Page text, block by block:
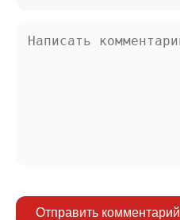
Отправить комментарий